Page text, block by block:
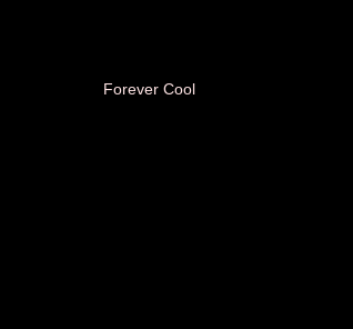
Forever Cool